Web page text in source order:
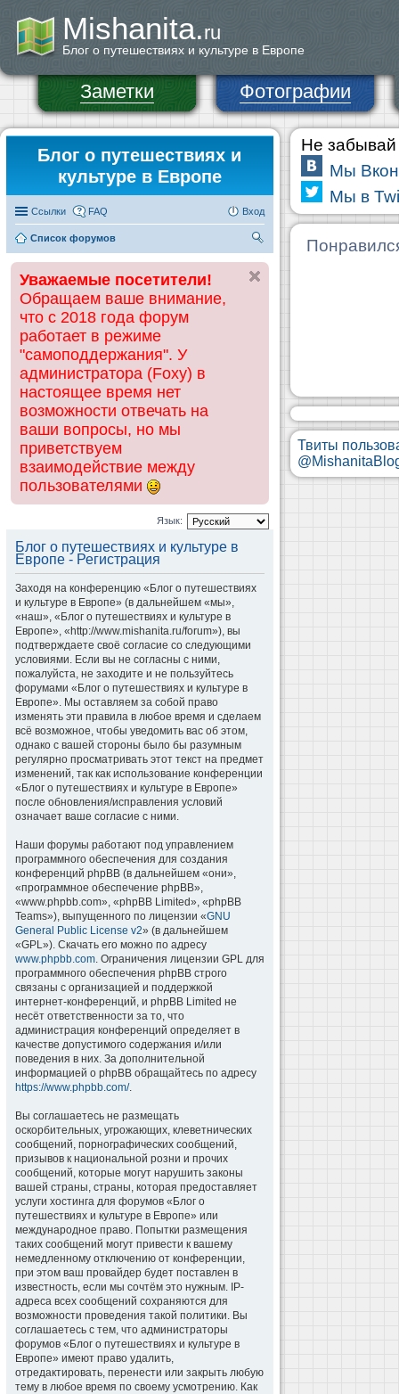
Mishanita.ru
Блог о путешествиях и культуре в Европе
Заметки Фотографии
Блог о путешествиях и
культуре в Европе
Ссылки FAQ Вход
Список форумов
ск
Уважаемые посетители!
Обращаем ваше внимание,
что с 2018 года форум
работает в режиме
"самоподдержания". У
администратора (Foxy) в
настоящее время нет
возможности отвечать на
ваши вопросы, но мы
приветствуем
взаимодействие между
пользователями
Язык:
Блог о путешествиях и культуре в
Европе - Регистрация
Заходя на конференцию «Блог о путешествиях
и культуре в Европе» (в дальнейшем «мы»,
«наш», «Блог о путешествиях и культуре в
Европе», «http://www.mishanita.ru/forum»), вы
подтверждаете своё согласие со следующими
условиями. Если вы не согласны с ними,
пожалуйста, не заходите и не пользуйтесь
форумами «Блог о путешествиях и культуре в
Европе». Мы оставляем за собой право
изменять эти правила в любое время и сделаем
всё возможное, чтобы уведомить вас об этом,
однако с вашей стороны было бы разумным
регулярно просматривать этот текст на предмет
изменений, так как использование конференции
«Блог о путешествиях и культуре в Европе»
после обновления/исправления условий
означает ваше согласие с ними.
Наши форумы работают под управлением
программного обеспечения для создания
конференций phpBB (в дальнейшем «они»,
«программное обеспечение phpBB»,
«www.phpbb.com», «phpBB Limited», «phpBB
Teams»), выпущенного по лицензии «GNU
General Public License v2» (в дальнейшем
«GPL»). Скачать его можно по адресу
www.phpbb.com. Ограничения лицензии GPL для
программного обеспечения phpBB строго
связаны с организацией и поддержкой
интернет-конференций, и phpBB Limited не
несёт ответственности за то, что
администрация конференций определяет в
качестве допустимого содержания и/или
поведения в них. За дополнительной
информацией о phpBB обращайтесь по адресу
https://www.phpbb.com/.
Вы соглашаетесь не размещать
оскорбительных, угрожающих, клеветнических
сообщений, порнографических сообщений,
призывов к национальной розни и прочих
сообщений, которые могут нарушить законы
вашей страны, страны, которая предоставляет
услуги хостинга для форумов «Блог о
путешествиях и культуре в Европе» или
международное право. Попытки размещения
таких сообщений могут привести к вашему
немедленному отключению от конференции,
при этом ваш провайдер будет поставлен в
известность, если мы сочтём это нужным. IP-
адреса всех сообщений сохраняются для
возможности проведения такой политики. Вы
соглашаетесь с тем, что администраторы
форумов «Блог о путешествиях и культуре в
Европе» имеют право удалить,
отредактировать, перенести или закрыть любую
тему в любое время по своему усмотрению. Как
Не забывай
Мы
Мы в
Твиты